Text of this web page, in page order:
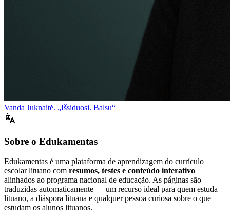
Vanda Juknaitė. „Išsiduosi. Balsu“
Sobre o Edukamentas
Edukamentas é uma plataforma de aprendizagem do currículo
escolar lituano com resumos, testes e conteúdo interativo
alinhados ao programa nacional de educação. As páginas são
traduzidas automaticamente — um recurso ideal para quem estuda
lituano, a diáspora lituana e qualquer pessoa curiosa sobre o que
estudam os alunos lituanos.